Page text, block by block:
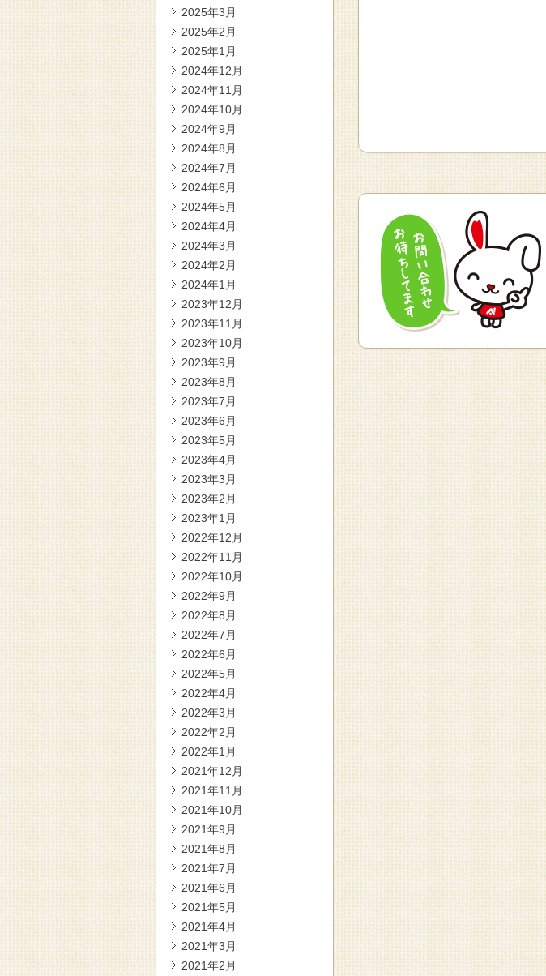
2025年3月
2025年2月
2025年1月
2024年12月
2024年11月
2024年10月
2024年9月
2024年8月
2024年7月
2024年6月
2024年5月
2024年4月
2024年3月
2024年2月
2024年1月
2023年12月
2023年11月
2023年10月
2023年9月
2023年8月
2023年7月
2023年6月
2023年5月
2023年4月
2023年3月
2023年2月
2023年1月
2022年12月
2022年11月
2022年10月
2022年9月
2022年8月
2022年7月
2022年6月
2022年5月
2022年4月
2022年3月
2022年2月
2022年1月
2021年12月
2021年11月
2021年10月
2021年9月
2021年8月
2021年7月
2021年6月
2021年5月
2021年4月
2021年3月
2021年2月